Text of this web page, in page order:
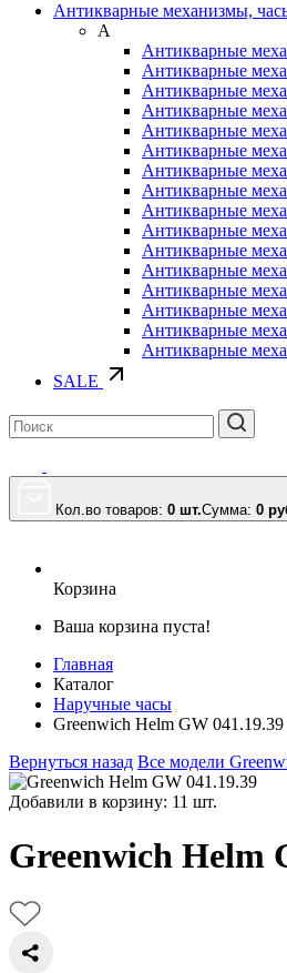
Антикварные механизмы,
А
Антикварные
Антикварные
Антикварные
Антикварные
Антикварные
Антикварные
Антикварные
Антикварные
Антикварные
Антикварные
Антикварные
Антикварные
Антикварные
Антикварные
Антикварные
Антикварные
SALE
Кол.во товаров: 0 шт.Сумма: 0
Корзина
Ваша корзина пуста!
Главная
Каталог
Наручные часы
Greenwich Helm GW 041.19.39
Вернуться назад Все модели
Добавили в корзину: 11 шт.
Greenwich Helm